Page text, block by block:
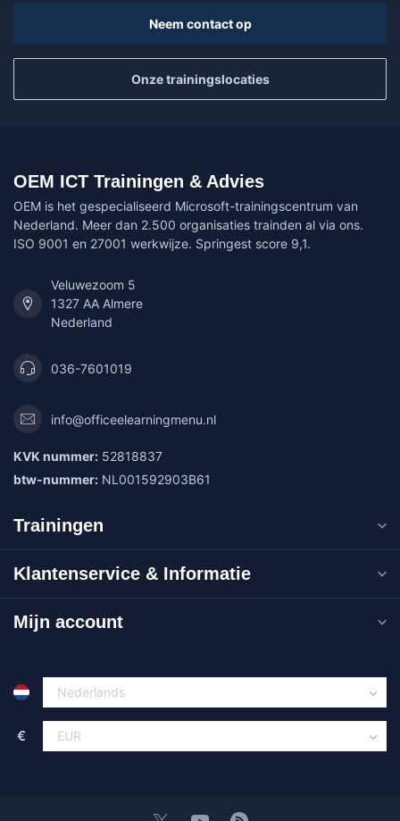
Neem contact op
Onze trainingslocaties
OEM ICT Trainingen & Advies
OEM is het gespecialiseerd Microsoft-trainingscentrum van
Nederland. Meer dan 2.500 organisaties trainden al via ons.
ISO 9001 en 27001 werkwijze. Springest score 9,1.
Veluwezoom 5
1327 AA Almere
Nederland
036-7601019
info@officeelearningmenu.nl
KVK nummer: 52818837
btw-nummer: NL001592903B61
Trainingen
Klantenservice & Informatie
Mijn account
€